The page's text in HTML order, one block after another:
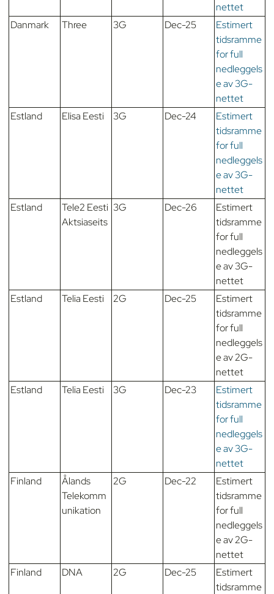
nettet
Danmark
Three 3G Dec-25
Estimert
tidsramme
for full
nedleggels
e av 3G-
nettet
Estland
Elisa Eesti 3G Dec-24
Estimert
tidsramme
for full
nedleggels
e av 3G-
nettet
Estland
Tele2 Eesti
Aktsiaseits
3G Dec-26
Estimert
tidsramme
for full
nedleggels
e av 3G-
nettet
Estland
Telia Eesti 2G Dec-25
Estimert
tidsramme
for full
nedleggels
e av 2G-
nettet
Estland
Telia Eesti 3G Dec-23
Estimert
tidsramme
for full
nedleggels
e av 3G-
nettet
Finland
Ålands
Telekomm
unikation
2G Dec-22
Estimert
tidsramme
for full
nedleggels
e av 2G-
nettet
Finland
DNA 2G Dec-25
Estimert
tidsramme